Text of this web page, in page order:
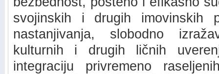
svojinskih i drugih imovinskih
nastanjivanja, slobodno
kulturnih i drugih ličnih
integraciju privremeno